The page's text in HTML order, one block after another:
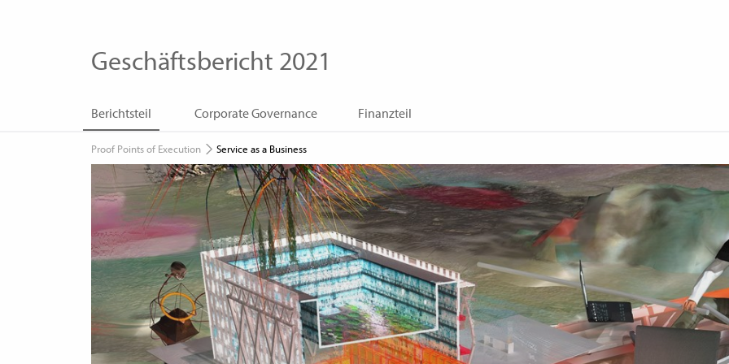
Geschäftsbericht 2021
Berichtsteil Corporate Governance Finanzteil
Proof Points of Execution Service as a Business